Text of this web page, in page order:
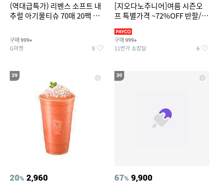
(역대급특가) 리벤스 소프트 내
추럴 아기물티슈 70매 20팩 캡
구매 999+
G마켓 5
[지오다노주니어]여름 시즌오
프 특별가격 ~72%OFF 반팔/반
구매 999+
11번가 쇼킹딜 6
29
20% 2,960
30
67% 9,900